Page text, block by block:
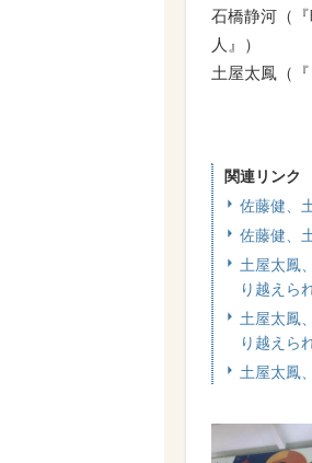
石橋静河（
人』）
土屋太鳳（
関連リンク
佐藤健、
佐藤健、
土屋太鳳
り越えら
土屋太鳳
り越えら
土屋太鳳